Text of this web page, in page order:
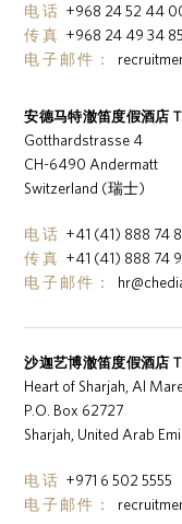
电话 +968 24 52 44
传真 +968 24 49 34 85
电子邮件：
安德马特澈笛度假酒店
Gotthardstrasse 4
CH-6490 Andermatt
Switzerland (瑞士)
电话 +41 (41) 888 74
传真 +41 (41) 888 74
电子邮件：
沙迦艺博澈笛度假酒店
Heart of Sharjah, Al
P.O. Box 62727
Sharjah, United Arab
电话 +971 6 502 5555
电子邮件：